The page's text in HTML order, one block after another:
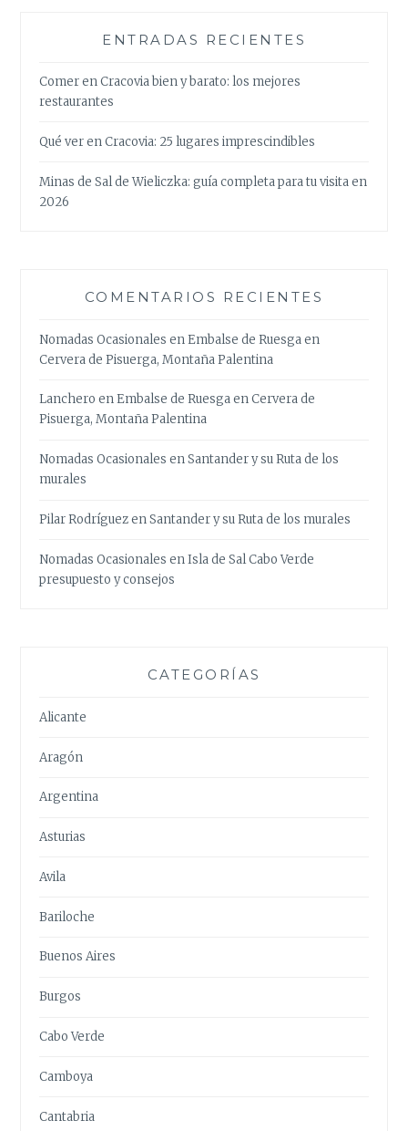
ENTRADAS RECIENTES
Comer en Cracovia bien y barato: los mejores
restaurantes
Qué ver en Cracovia: 25 lugares imprescindibles
Minas de Sal de Wieliczka: guía completa para tu visita en
2026
COMENTARIOS RECIENTES
Nomadas Ocasionales enEmbalse de Ruesga en
Cervera de Pisuerga, Montaña Palentina
Lanchero enEmbalse de Ruesga en Cervera de
Pisuerga, Montaña Palentina
Nomadas Ocasionales enSantander y su Ruta de los
murales
Pilar RodríguezenSantander y su Ruta de los murales
Nomadas Ocasionales enIsla de Sal Cabo Verde
presupuesto y consejos
CATEGORÍAS
Alicante
Aragón
Argentina
Asturias
Avila
Bariloche
Buenos Aires
Burgos
Cabo Verde
Camboya
Cantabria